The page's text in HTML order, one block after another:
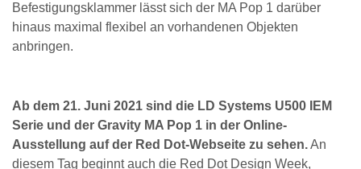
Befestigungsklammer lässt sich der MA Pop 1 darüber
hinaus maximal flexibel an vorhandenen Objekten
anbringen.
Ab dem 21. Juni 2021 sind die LD Systems U500 IEM
Serie und der Gravity MA Pop 1 in der Online-
Ausstellung auf der Red Dot-Webseite zu sehen.An
diesem Tag beginnt auch die Red Dot Design Week,